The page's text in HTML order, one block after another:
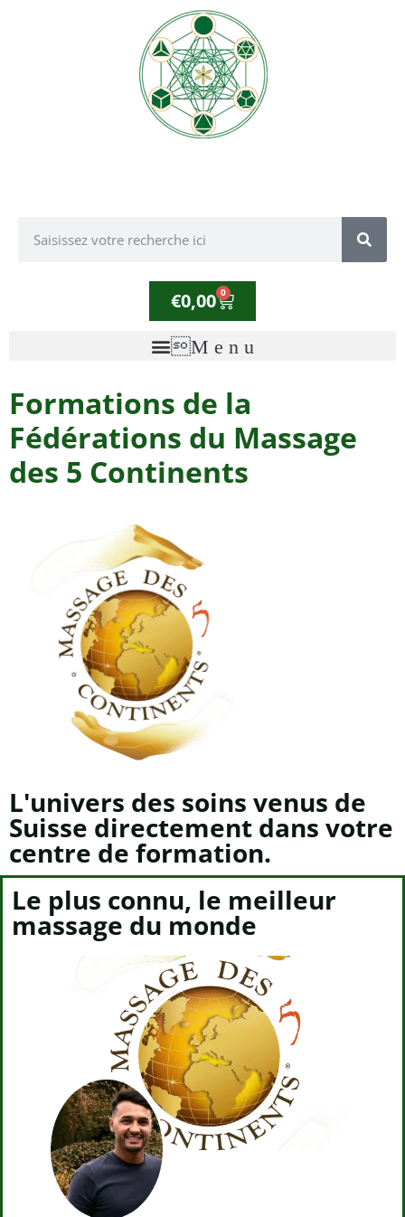
€0,00 0
Formations de la
Fédérations du Massage
des 5 Continents
L'univers des soins venus de
Suisse directement dans votre
centre de formation.
Le plus connu, le meilleur
massage du monde